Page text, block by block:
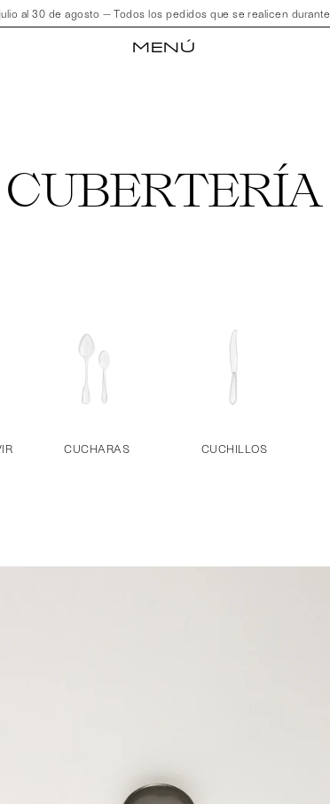
al 30 de agosto — Todos los pedidos que se realicen
MENÚ
CUBERTERÍA
CUCHARAS CUCHILLOS